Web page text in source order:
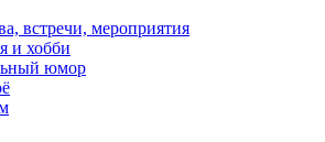
встречи, мероприятия
и хобби
юмор